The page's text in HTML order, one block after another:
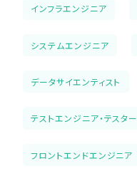
インフラエンジニア
システムエンジニア
データサイエンティスト
テストエンジニア・テスター
フロントエンドエンジニア